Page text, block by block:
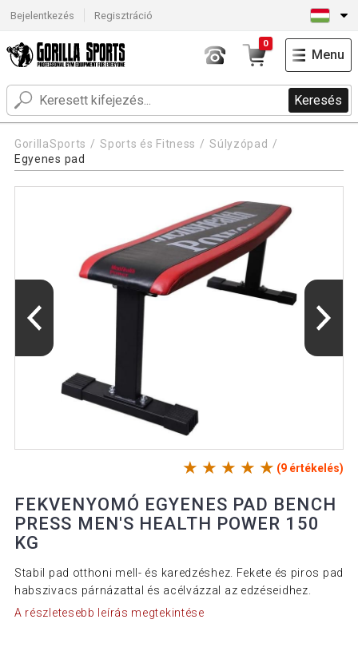
Bejelentkezés Regisztráció
Keresés
0
Menu
GorillaSports Sports és Fitness
Súlyzópad
Egyenes pad
(9 értékelés)
FEKVENYOMÓ EGYENES PAD BENCH
PRESS MEN'S HEALTH POWER 150
KG
Stabil pad otthoni mell- és karedzéshez. Fekete és piros pad
habszivacs párnázattal és acélvázzal az edzéseidhez.
A részletesebb leírás megtekintése